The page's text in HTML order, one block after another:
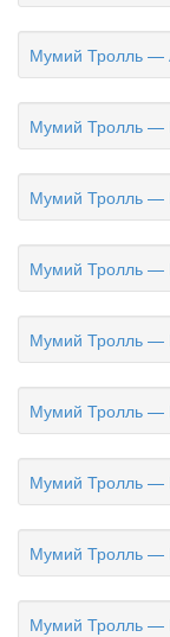
Мумий Тролль —
Мумий Тролль —
Мумий Тролль —
Мумий Тролль —
Мумий Тролль —
Мумий Тролль —
Мумий Тролль —
Мумий Тролль —
Мумий Тролль —